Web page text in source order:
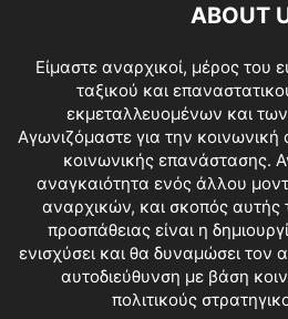
ABOUT
Είμαστε αναρχικοί, μέρος του
ταξικού και
εκμεταλλευομένων και
Αγωνιζόμαστε για την
κοινωνικής επανάστασης.
αναγκαιότητα ενός άλλου
αναρχικών, και σκοπός αυτής
προσπάθειας είναι η
ενισχύσει και θα δυναμώσει τον
αυτοδιεύθυνση με βάση
πολιτικούς